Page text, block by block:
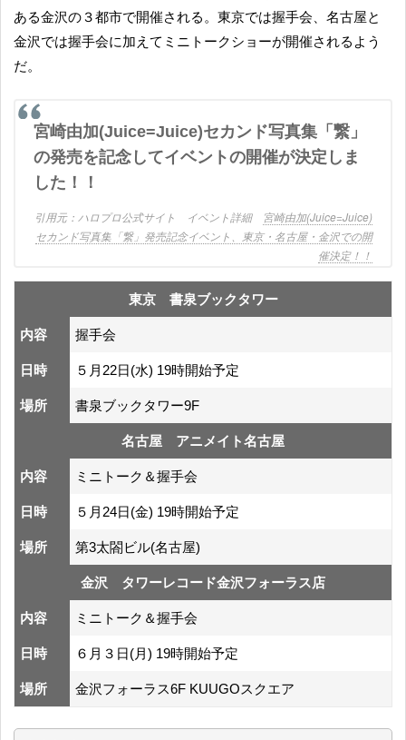
ある金沢の３都市で開催される。東京では握手会、名古屋と
金沢では握手会に加えてミニトークショーが開催されるよう
だ。
宮崎由加(Juice=Juice)セカンド写真集「繋」
の発売を記念してイベントの開催が決定しま
した！！
ハロプロ公式サイト イベント詳細
宮崎由加(Juice=Juice)
セカンド写真集「繋」発売記念イベント、東京・名古屋・金沢での開
催決定！！
東京 書泉ブックタワー
内容 握手会
日時 ５月22日(水) 19時開始予定
場所 書泉ブックタワー9F
名古屋 アニメイト名古屋
内容 ミニトーク＆握手会
日時 ５月24日(金) 19時開始予定
場所 第3太閤ビル(名古屋)
金沢 タワーレコード金沢フォーラス店
内容 ミニトーク＆握手会
日時 ６月３日(月) 19時開始予定
場所 金沢フォーラス6F KUUGOスクエア